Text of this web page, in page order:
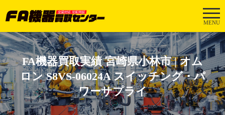
MENU
FA機器買取実績 宮崎県小林市 | オム
ロン S8VS-06024A スイッチング・パ
ワーサプライ